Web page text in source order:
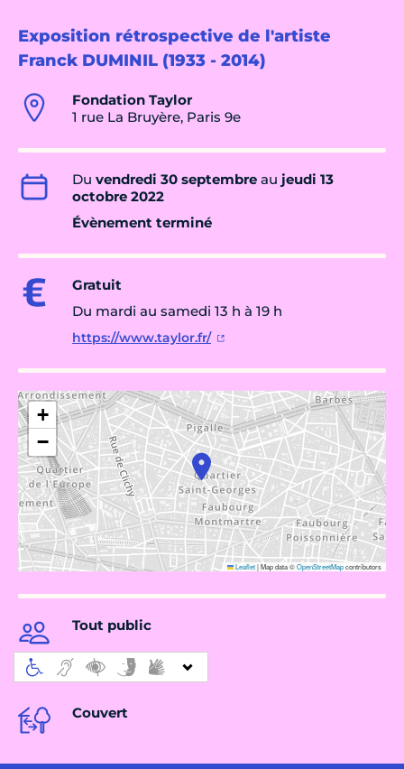
Exposition rétrospective de l'artiste
Franck DUMINIL (1933 - 2014)
Fondation Taylor
1 rue La Bruyère, Paris 9e
Du vendredi 30 septembre au jeudi 13
octobre 2022
Évènement terminé
Gratuit
Du mardi au samedi 13 h à 19 h
https://www.taylor.fr/
+
−
Leaflet|Map data ©OpenStreetMapcontributors
Tout public
Couvert